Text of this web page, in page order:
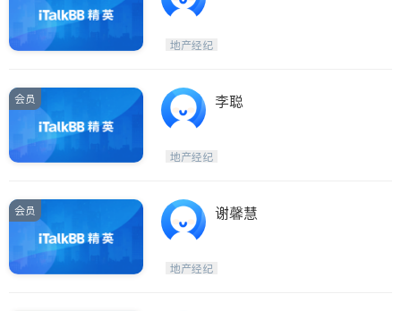
地产经纪
会员 李聪
地产经纪
会员 谢馨慧
地产经纪